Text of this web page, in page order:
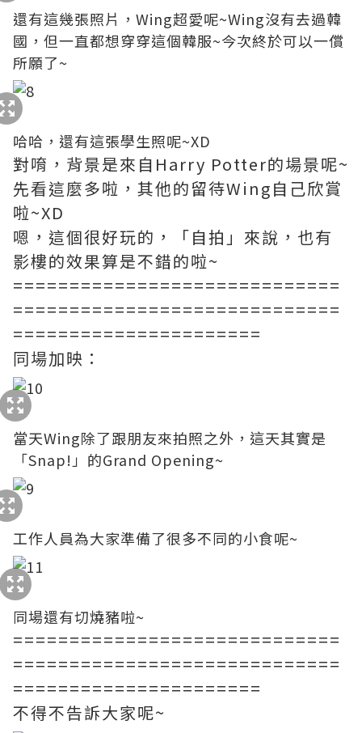
還有這幾張照片，Wing超愛呢~Wing沒有去過韓
國，但一直都想穿穿這個韓服~今次終於可以一償
所願了~
哈哈，還有這張學生照呢~XD
對唷，背景是來自Harry Potter的場景呢~
先看這麼多啦，其他的留待Wing自己欣賞
啦~XD
嗯，這個很好玩的，「自拍」來說，也有
影樓的效果算是不錯的啦~
=============================
=============================
======================
同場加映：
當天Wing除了跟朋友來拍照之外，這天其實是
「Snap!」的Grand Opening~
工作人員為大家準備了很多不同的小食呢~
同場還有切燒豬啦~
=============================
=============================
======================
不得不告訴大家呢~